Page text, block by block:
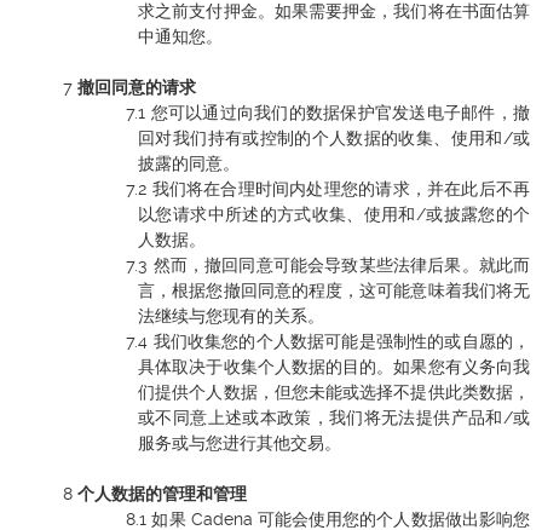
求之前支付押金。如果需要押金，我们将在书面估算
中通知您。
撤回同意的请求
您可以通过向我们的数据保护官发送电子邮件，撤
回对我们持有或控制的个人数据的收集、使用和/或
披露的同意。
我们将在合理时间内处理您的请求，并在此后不再
以您请求中所述的方式收集、使用和/或披露您的个
人数据。
然而，撤回同意可能会导致某些法律后果。就此而
言，根据您撤回同意的程度，这可能意味着我们将无
法继续与您现有的关系。
我们收集您的个人数据可能是强制性的或自愿的，
具体取决于收集个人数据的目的。如果您有义务向我
们提供个人数据，但您未能或选择不提供此类数据，
或不同意上述或本政策，我们将无法提供产品和/或
服务或与您进行其他交易。
个人数据的管理和管理
如果 Cadena 可能会使用您的个人数据做出影响您